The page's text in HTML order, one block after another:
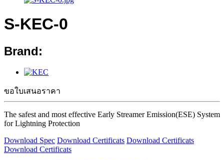
S-KEC-0
Brand:
ขอใบเสนอราคา
The safest and most effective Early Streamer Emission(ESE) System
for Lightning Protection
Download Spec Download Certificats Download Certificats
Download Certificats